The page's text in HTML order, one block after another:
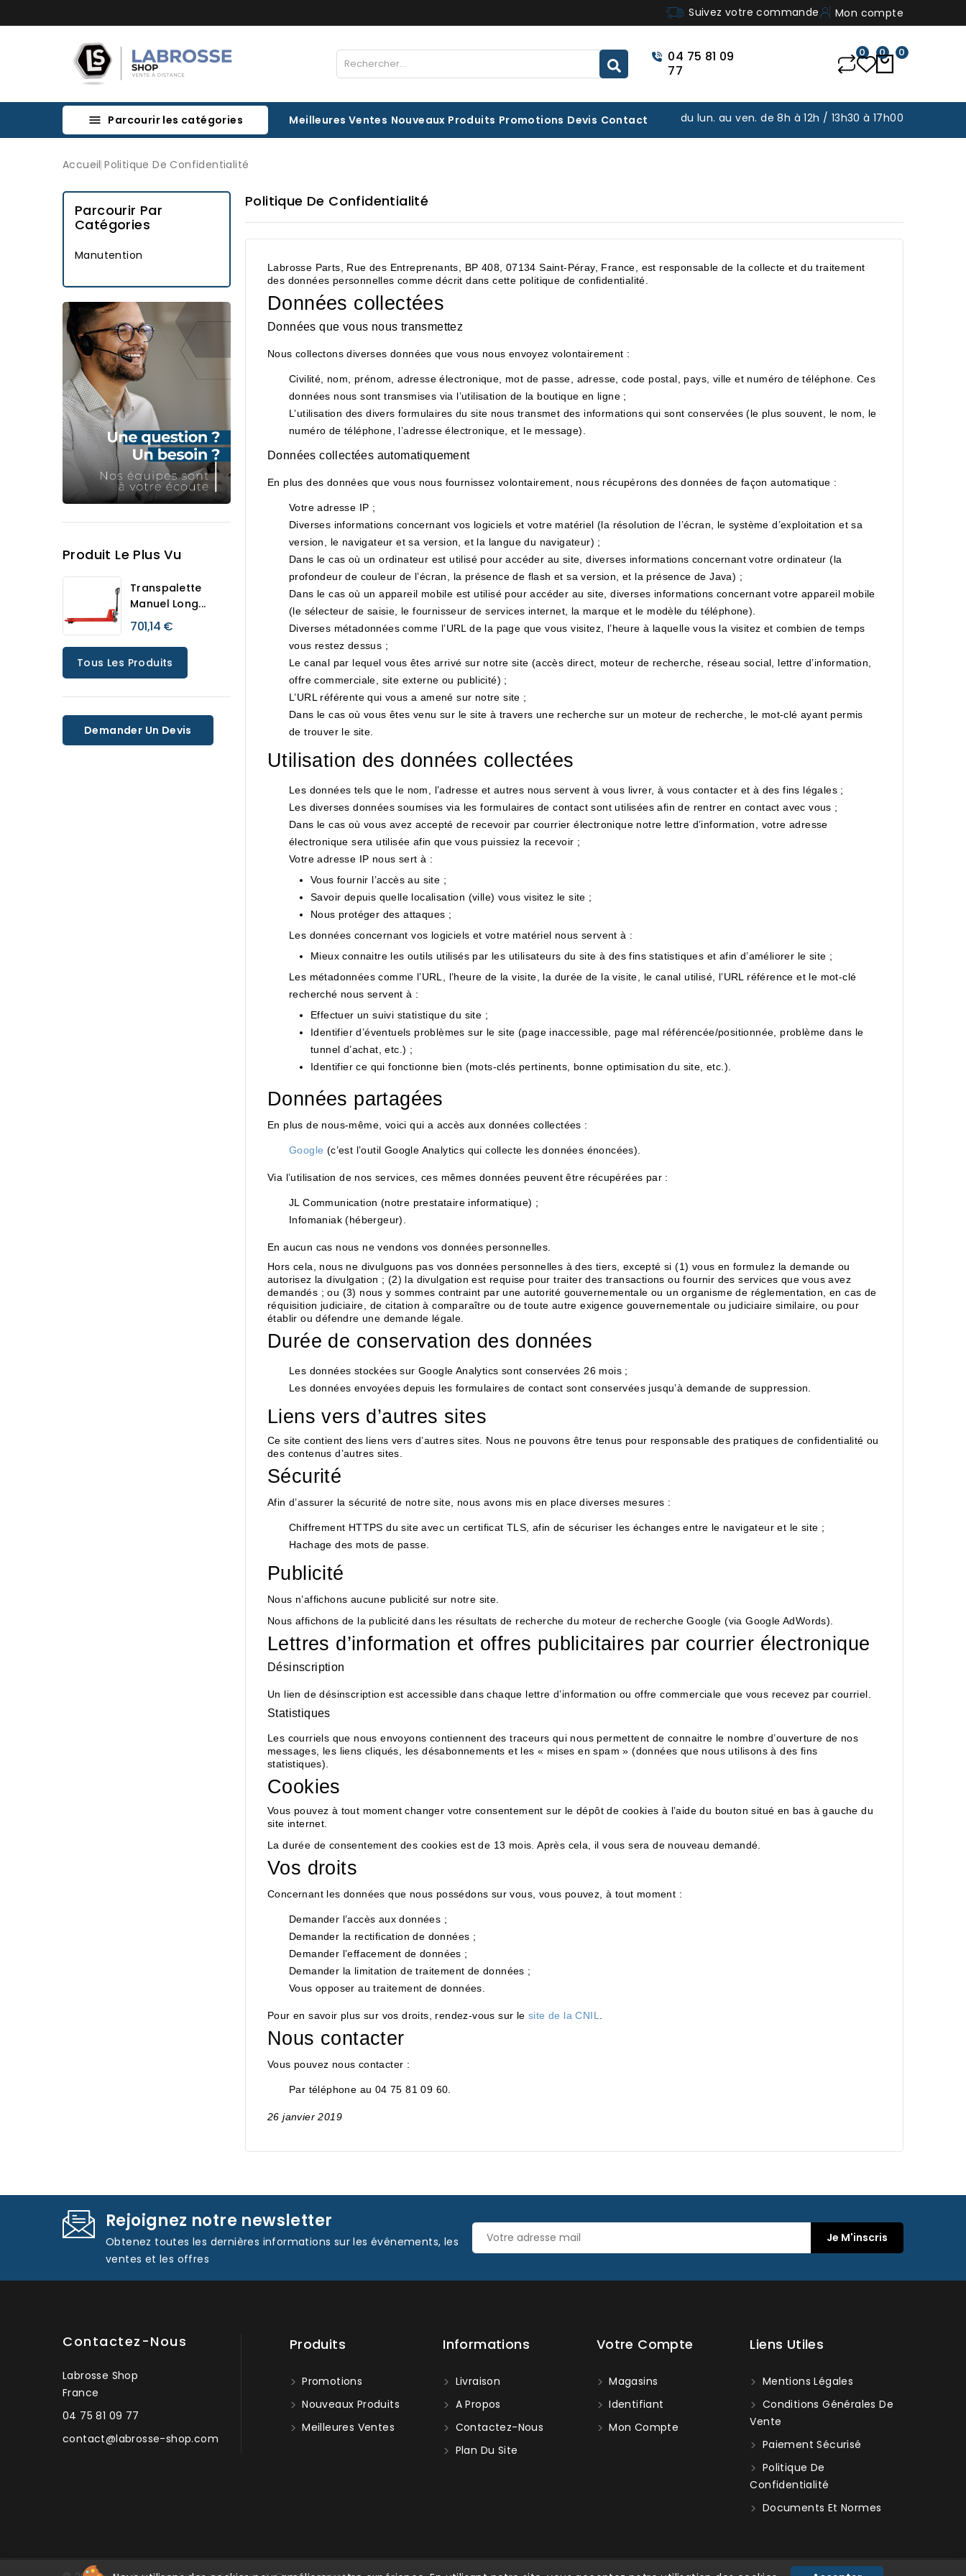
Suivez votre commande Mon compte
04 75 81 09
77
0 0 0
 Parcourir les catégories Meilleures Ventes Nouveaux Produits Promotions Devis Contact du lun. au ven. de 8h à 12h / 13h30 à 17h00
Accueil Politique De Confidentialité
Parcourir Par
Catégories
Manutention
Produit Le Plus Vu
Transpalette
Manuel Long...
701,14 €
Tous Les Produits
Demander Un Devis
Politique De Confidentialité
Labrosse Parts, Rue des Entreprenants, BP 408, 07134 Saint-Péray, France, est responsable de la collecte et du traitement
des données personnelles comme décrit dans cette politique de confidentialité.
Données collectées
Données que vous nous transmettez
Nous collectons diverses données que vous nous envoyez volontairement :
Civilité, nom, prénom, adresse électronique, mot de passe, adresse, code postal, pays, ville et numéro de téléphone. Ces
données nous sont transmises via l’utilisation de la boutique en ligne ;
L’utilisation des divers formulaires du site nous transmet des informations qui sont conservées (le plus souvent, le nom, le
numéro de téléphone, l’adresse électronique, et le message).
Données collectées automatiquement
En plus des données que vous nous fournissez volontairement, nous récupérons des données de façon automatique :
Votre adresse IP ;
Diverses informations concernant vos logiciels et votre matériel (la résolution de l’écran, le système d’exploitation et sa
version, le navigateur et sa version, et la langue du navigateur) ;
Dans le cas où un ordinateur est utilisé pour accéder au site, diverses informations concernant votre ordinateur (la
profondeur de couleur de l’écran, la présence de flash et sa version, et la présence de Java) ;
Dans le cas où un appareil mobile est utilisé pour accéder au site, diverses informations concernant votre appareil mobile
(le sélecteur de saisie, le fournisseur de services internet, la marque et le modèle du téléphone).
Diverses métadonnées comme l’URL de la page que vous visitez, l’heure à laquelle vous la visitez et combien de temps
vous restez dessus ;
Le canal par lequel vous êtes arrivé sur notre site (accès direct, moteur de recherche, réseau social, lettre d’information,
offre commerciale, site externe ou publicité) ;
L’URL référente qui vous a amené sur notre site ;
Dans le cas où vous êtes venu sur le site à travers une recherche sur un moteur de recherche, le mot-clé ayant permis
de trouver le site.
Utilisation des données collectées
Les données tels que le nom, l’adresse et autres nous servent à vous livrer, à vous contacter et à des fins légales ;
Les diverses données soumises via les formulaires de contact sont utilisées afin de rentrer en contact avec vous ;
Dans le cas où vous avez accepté de recevoir par courrier électronique notre lettre d’information, votre adresse
électronique sera utilisée afin que vous puissiez la recevoir ;
Votre adresse IP nous sert à :
Vous fournir l’accès au site ;
Savoir depuis quelle localisation (ville) vous visitez le site ;
Nous protéger des attaques ;
Les données concernant vos logiciels et votre matériel nous servent à :
Mieux connaitre les outils utilisés par les utilisateurs du site à des fins statistiques et afin d’améliorer le site ;
Les métadonnées comme l’URL, l’heure de la visite, la durée de la visite, le canal utilisé, l’URL référence et le mot-clé
recherché nous servent à :
Effectuer un suivi statistique du site ;
Identifier d’éventuels problèmes sur le site (page inaccessible, page mal référencée/positionnée, problème dans le
tunnel d’achat, etc.) ;
Identifier ce qui fonctionne bien (mots-clés pertinents, bonne optimisation du site, etc.).
Données partagées
En plus de nous-même, voici qui a accès aux données collectées :
Google (c’est l’outil Google Analytics qui collecte les données énoncées).
Via l’utilisation de nos services, ces mêmes données peuvent être récupérées par :
JL Communication (notre prestataire informatique) ;
Infomaniak (hébergeur).
En aucun cas nous ne vendons vos données personnelles.
Hors cela, nous ne divulguons pas vos données personnelles à des tiers, excepté si (1) vous en formulez la demande ou
autorisez la divulgation ; (2) la divulgation est requise pour traiter des transactions ou fournir des services que vous avez
demandés ; ou (3) nous y sommes contraint par une autorité gouvernementale ou un organisme de réglementation, en cas de
réquisition judiciaire, de citation à comparaître ou de toute autre exigence gouvernementale ou judiciaire similaire, ou pour
établir ou défendre une demande légale.
Durée de conservation des données
Les données stockées sur Google Analytics sont conservées 26 mois ;
Les données envoyées depuis les formulaires de contact sont conservées jusqu’à demande de suppression.
Liens vers d’autres sites
Ce site contient des liens vers d’autres sites. Nous ne pouvons être tenus pour responsable des pratiques de confidentialité ou
des contenus d’autres sites.
Sécurité
Afin d’assurer la sécurité de notre site, nous avons mis en place diverses mesures :
Chiffrement HTTPS du site avec un certificat TLS, afin de sécuriser les échanges entre le navigateur et le site ;
Hachage des mots de passe.
Publicité
Nous n’affichons aucune publicité sur notre site.
Nous affichons de la publicité dans les résultats de recherche du moteur de recherche Google (via Google AdWords).
Lettres d’information et offres publicitaires par courrier électronique
Désinscription
Un lien de désinscription est accessible dans chaque lettre d’information ou offre commerciale que vous recevez par courriel.
Statistiques
Les courriels que nous envoyons contiennent des traceurs qui nous permettent de connaitre le nombre d’ouverture de nos
messages, les liens cliqués, les désabonnements et les « mises en spam » (données que nous utilisons à des fins
statistiques).
Cookies
Vous pouvez à tout moment changer votre consentement sur le dépôt de cookies à l’aide du bouton situé en bas à gauche du
site internet.
La durée de consentement des cookies est de 13 mois. Après cela, il vous sera de nouveau demandé.
Vos droits
Concernant les données que nous possédons sur vous, vous pouvez, à tout moment :
Demander l’accès aux données ;
Demander la rectification de données ;
Demander l’effacement de données ;
Demander la limitation de traitement de données ;
Vous opposer au traitement de données.
Pour en savoir plus sur vos droits, rendez-vous sur le site de la CNIL
Nous contacter
Vous pouvez nous contacter :
Par téléphone au 04 75 81 09 60.
26 janvier 2019
Rejoignez notre newsletter
Obtenez toutes les dernières informations sur les événements, les
ventes et les offres
Contactez-Nous
Labrosse Shop
France
04 75 81 09 77
contact@labrosse-shop.com
Produits
Promotions
Nouveaux Produits
Meilleures Ventes
Informations
Livraison
A Propos
Contactez-Nous
Plan Du Site
Votre Compte
Magasins
Identifiant
Mon Compte
Liens Utiles
Mentions Légales
Conditions Générales De
Vente
Paiement Sécurisé
Politique De
Confidentialité
Documents Et Normes